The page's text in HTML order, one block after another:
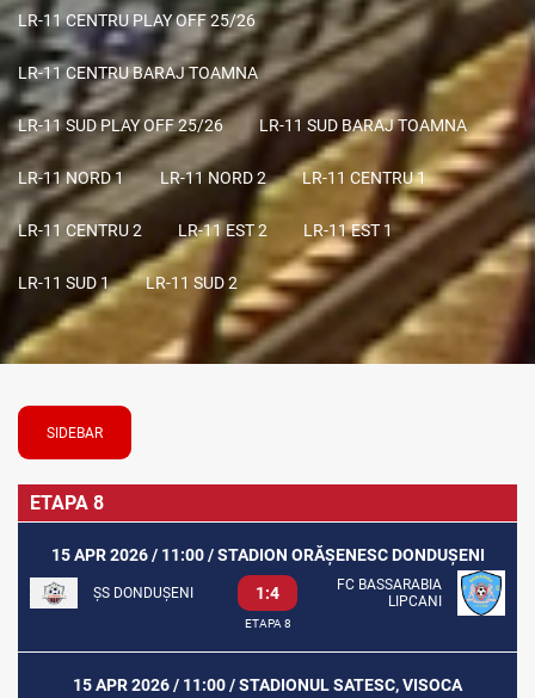
LR-11 CENTRU PLAY OFF 25/26
LR-11 CENTRU BARAJ TOAMNA
LR-11 SUD PLAY OFF 25/26 LR-11 SUD BARAJ TOAMNA
LR-11 NORD 1 LR-11 NORD 2 LR-11 CENTRU 1
LR-11 CENTRU 2 LR-11 EST 2 LR-11 EST 1
LR-11 SUD 1 LR-11 SUD 2
SIDEBAR
ETAPA 8
15 APR 2026 / 11:00 / STADION ORĂȘENESC DONDUȘENI
ȘS DONDUȘENI 1:4
FC BASSARABIA
LIPCANI
ETAPA 8
15 APR 2026 / 11:00 / STADIONUL SATESC, VISOCA